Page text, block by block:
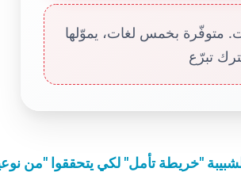
متوفّرة بخمس لغات، يموّلها
تبرّع